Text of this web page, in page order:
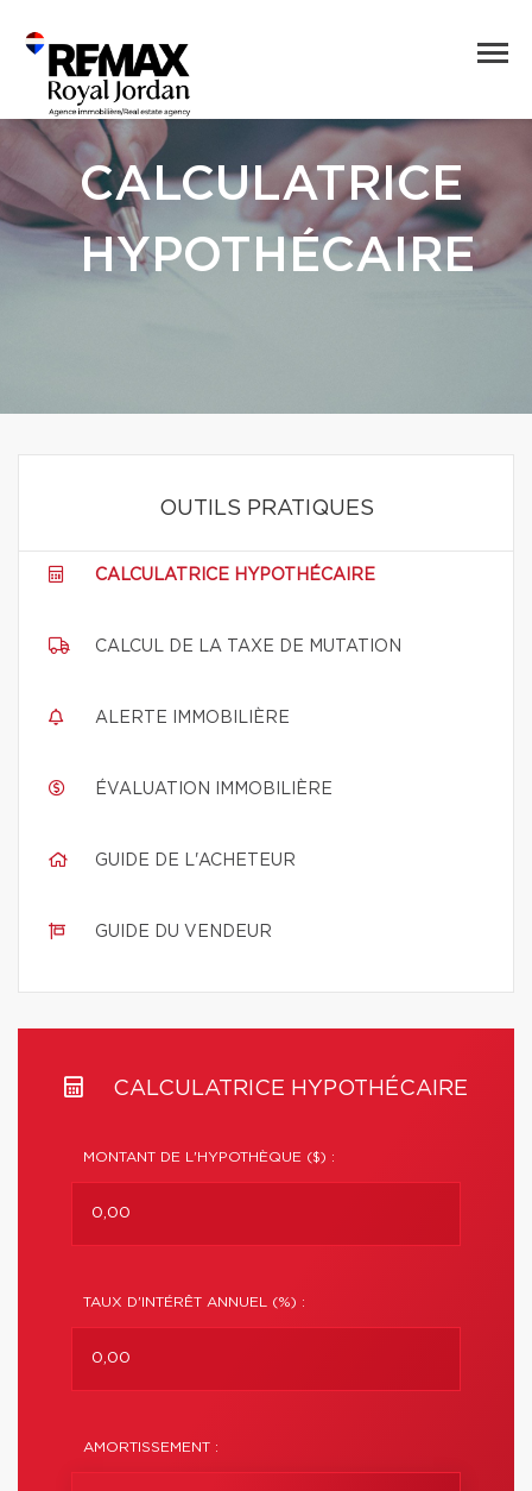
CALCULATRICE
HYPOTHÉCAIRE
OUTILS PRATIQUES
CALCULATRICE HYPOTHÉCAIRE
CALCUL DE LA TAXE DE MUTATION
ALERTE IMMOBILIÈRE
ÉVALUATION IMMOBILIÈRE
GUIDE DE L'ACHETEUR
GUIDE DU VENDEUR
CALCULATRICE HYPOTHÉCAIRE
MONTANT DE L'HYPOTHÈQUE ($) :
TAUX D'INTÉRÊT ANNUEL (%) :
AMORTISSEMENT :